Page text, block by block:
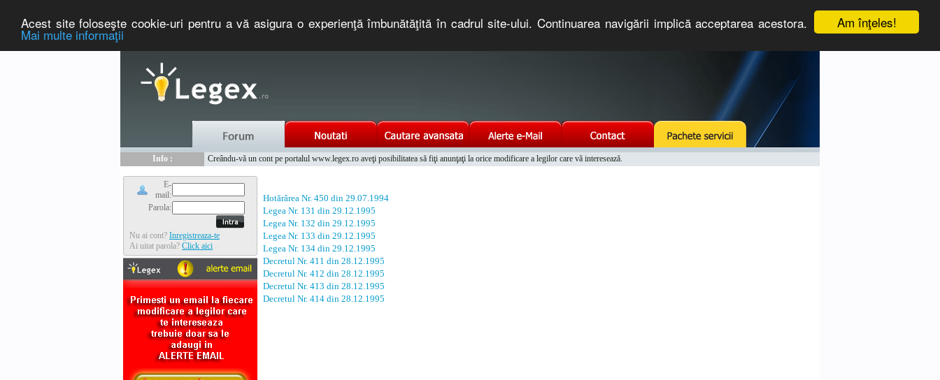
Am înţeles!
Acest site foloseşte cookie-uri pentru a vă asigura o experienţă îmbunătăţită în cadrul site-ului. Continuarea navigării implică acceptarea acestora.
Mai multe informaţii
Info :
Creându-vă un cont pe portalul www.legex.ro aveţi posibilitatea să fiţi anunţaţi la orice modificare a legilor care vă interesează.
E-
mail:
Parola:
Nu ai cont? Inregistreaza-te
Ai uitat parola? Click aici
Hotărârea Nr. 450 din 29.07.1994
Legea Nr. 131 din 29.12.1995
Legea Nr. 132 din 29.12.1995
Legea Nr. 133 din 29.12.1995
Legea Nr. 134 din 29.12.1995
Decretul Nr. 411 din 28.12.1995
Decretul Nr. 412 din 28.12.1995
Decretul Nr. 413 din 28.12.1995
Decretul Nr. 414 din 28.12.1995